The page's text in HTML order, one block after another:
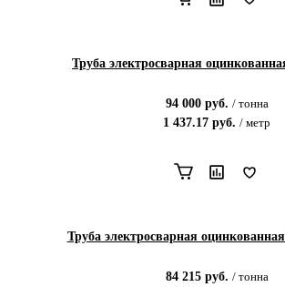
Труба электросварная
94 000руб. / тонна
1 437.17 руб. / метр
Труба электросварная
84 215руб. / тонна